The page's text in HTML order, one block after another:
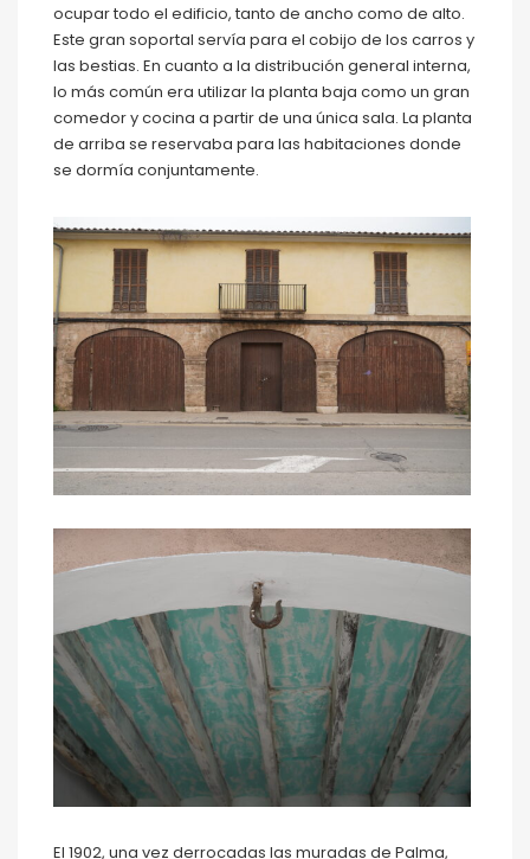
ocupar todo el edificio, tanto de ancho como de alto.
Este gran soportal servía para el cobijo de los carros y
las bestias. En cuanto a la distribución general interna,
lo más común era utilizar la planta baja como un gran
comedor y cocina a partir de una única sala. La planta
de arriba se reservaba para las habitaciones donde
se dormía conjuntamente.
El 1902, una vez derrocadas las muradas de Palma,